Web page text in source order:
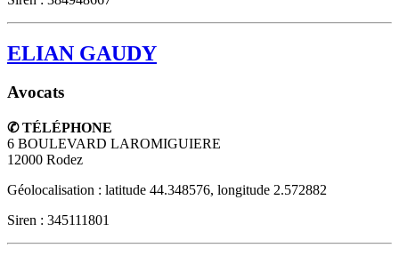
ELIAN GAUDY
Avocats
✆ TÉLÉPHONE
6 BOULEVARD LAROMIGUIERE
12000 Rodez
Géolocalisation : latitude 44.348576, longitude 2.572882
Siren : 345111801